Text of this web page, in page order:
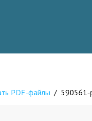
PDF-файлы / 590561-